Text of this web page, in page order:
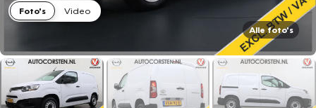
Foto's
Video
Alle foto's